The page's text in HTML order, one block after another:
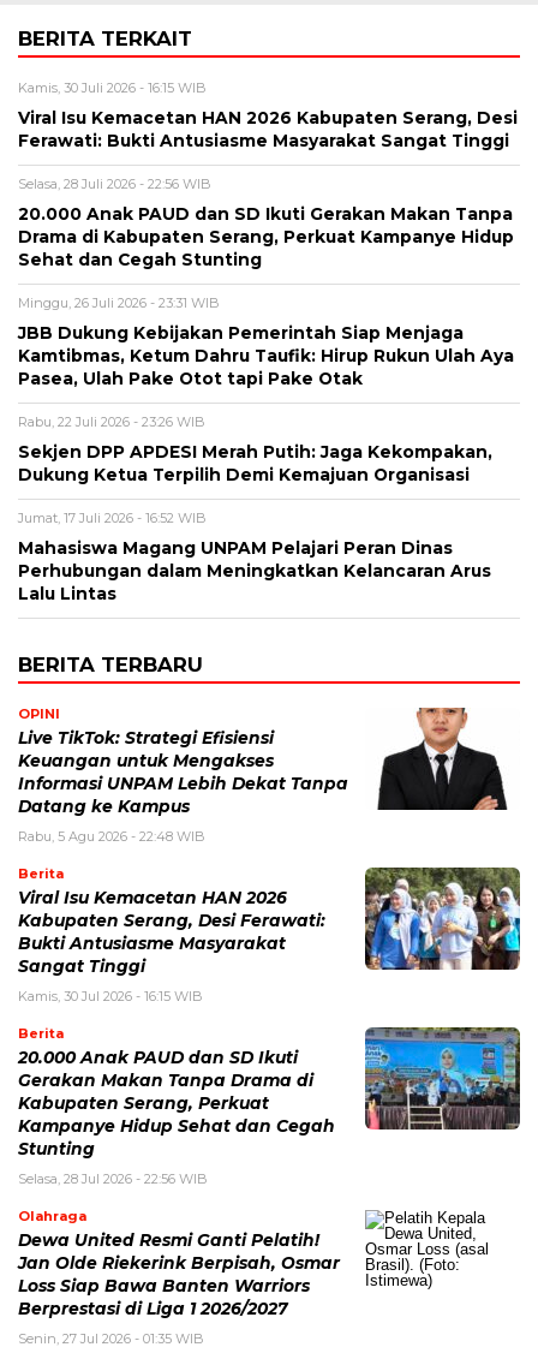
BERITA TERKAIT
Kamis, 30 Juli 2026 - 16:15 WIB
Viral Isu Kemacetan HAN 2026 Kabupaten Serang, Desi
Ferawati: Bukti Antusiasme Masyarakat Sangat Tinggi
Selasa, 28 Juli 2026 - 22:56 WIB
20.000 Anak PAUD dan SD Ikuti Gerakan Makan Tanpa
Drama di Kabupaten Serang, Perkuat Kampanye Hidup
Sehat dan Cegah Stunting
Minggu, 26 Juli 2026 - 23:31 WIB
JBB Dukung Kebijakan Pemerintah Siap Menjaga
Kamtibmas, Ketum Dahru Taufik: Hirup Rukun Ulah Aya
Pasea, Ulah Pake Otot tapi Pake Otak
Rabu, 22 Juli 2026 - 23:26 WIB
Sekjen DPP APDESI Merah Putih: Jaga Kekompakan,
Dukung Ketua Terpilih Demi Kemajuan Organisasi
Jumat, 17 Juli 2026 - 16:52 WIB
Mahasiswa Magang UNPAM Pelajari Peran Dinas
Perhubungan dalam Meningkatkan Kelancaran Arus
Lalu Lintas
BERITA TERBARU
OPINI
Live TikTok: Strategi Efisiensi
Keuangan untuk Mengakses
Informasi UNPAM Lebih Dekat Tanpa
Datang ke Kampus
Rabu, 5 Agu 2026 - 22:48 WIB
Berita
Viral Isu Kemacetan HAN 2026
Kabupaten Serang, Desi Ferawati:
Bukti Antusiasme Masyarakat
Sangat Tinggi
Kamis, 30 Jul 2026 - 16:15 WIB
Berita
20.000 Anak PAUD dan SD Ikuti
Gerakan Makan Tanpa Drama di
Kabupaten Serang, Perkuat
Kampanye Hidup Sehat dan Cegah
Stunting
Selasa, 28 Jul 2026 - 22:56 WIB
Olahraga
Dewa United Resmi Ganti Pelatih!
Jan Olde Riekerink Berpisah, Osmar
Loss Siap Bawa Banten Warriors
Berprestasi di Liga 1 2026/2027
Senin, 27 Jul 2026 - 01:35 WIB